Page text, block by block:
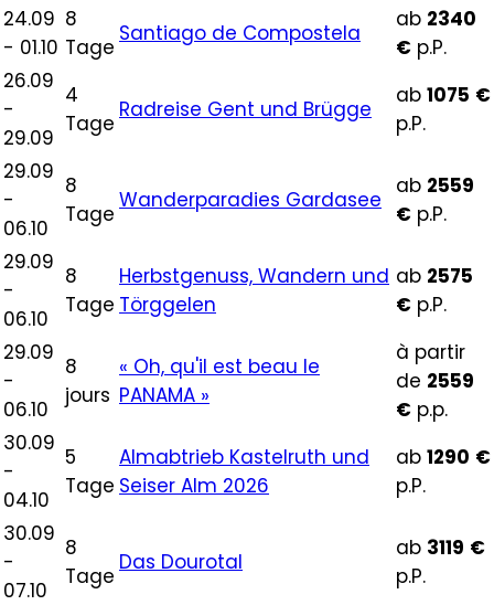
24.09
- 01.10
8
Tage
Santiago de Compostela
ab 2340
€ p.P.
26.09
-
29.09
4
Tage
Radreise Gent und Brügge
ab 1075 €
p.P.
29.09
-
06.10
8
Tage
Wanderparadies Gardasee
ab 2559
€ p.P.
29.09
-
06.10
8
Tage
Herbstgenuss, Wandern und
Törggelen
ab 2575
€ p.P.
29.09
-
06.10
8
jours
« Oh, qu'il est beau le
PANAMA »
à partir
de 2559
€ p.p.
30.09
-
04.10
5
Tage
Almabtrieb Kastelruth und
Seiser Alm 2026
ab 1290 €
p.P.
30.09
-
07.10
8
Tage
Das Dourotal
ab 3119 €
p.P.